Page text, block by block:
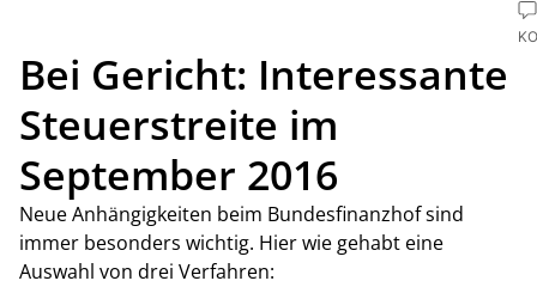
Bei Gericht: Interessante
Steuerstreite im
September 2016
Neue Anhängigkeiten beim Bundesfinanzhof sind
immer besonders wichtig. Hier wie gehabt eine
Auswahl von drei Verfahren: